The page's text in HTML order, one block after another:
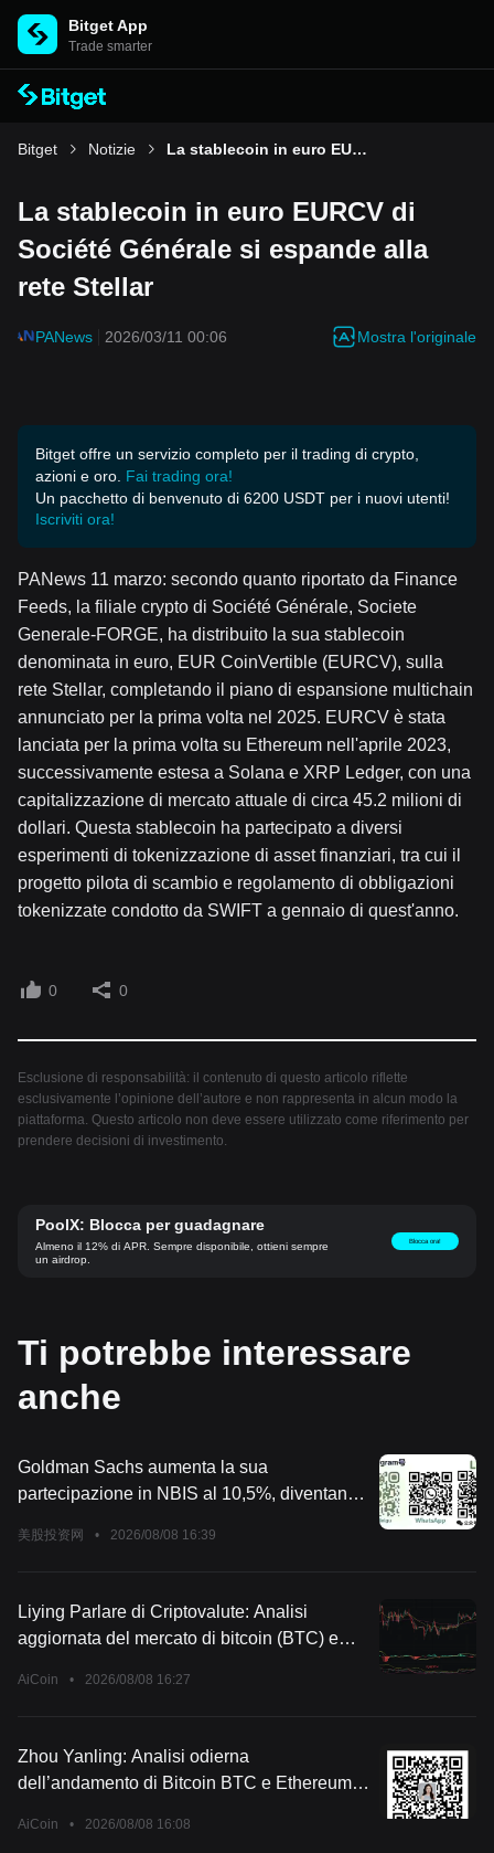
Bitget App
Trade smarter
Bitget Notizie La stablecoin in euro EURCV di Société Générale si espande alla rete Stellar
La stablecoin in euro EURCV di
Société Générale si espande alla
rete Stellar
PANews 2026/03/11 00:06 Mostra l'originale
Bitget offre un servizio completo per il trading di crypto,
azioni e oro. Fai trading ora!
Un pacchetto di benvenuto di 6200 USDT per i nuovi utenti!
Iscriviti ora!
PANews 11 marzo: secondo quanto riportato da Finance
Feeds, la filiale crypto di Société Générale, Societe
Generale-FORGE, ha distribuito la sua stablecoin
denominata in euro, EUR CoinVertible (EURCV), sulla
rete Stellar, completando il piano di espansione multichain
annunciato per la prima volta nel 2025. EURCV è stata
lanciata per la prima volta su Ethereum nell'aprile 2023,
successivamente estesa a Solana e XRP Ledger, con una
capitalizzazione di mercato attuale di circa 45.2 milioni di
dollari. Questa stablecoin ha partecipato a diversi
esperimenti di tokenizzazione di asset finanziari, tra cui il
progetto pilota di scambio e regolamento di obbligazioni
tokenizzate condotto da SWIFT a gennaio di quest'anno.
0 0
Esclusione di responsabilità: il contenuto di questo articolo riflette
esclusivamente l’opinione dell’autore e non rappresenta in alcun modo la
piattaforma. Questo articolo non deve essere utilizzato come riferimento per
prendere decisioni di investimento.
PoolX: Blocca per guadagnare
Almeno il 12% di APR. Sempre disponibile, ottieni sempre
un airdrop.
Blocca ora!
Ti potrebbe interessare
anche
Goldman Sachs aumenta la sua
partecipazione in NBIS al 10,5%, diventando
美股投资网 • 2026/08/08 16:39
Liying Parlare di Criptovalute: Analisi
aggiornata del mercato di bitcoin (BTC) e
AiCoin • 2026/08/08 16:27
Zhou Yanling: Analisi odierna
dell’andamento di Bitcoin BTC e Ethereum
AiCoin • 2026/08/08 16:08